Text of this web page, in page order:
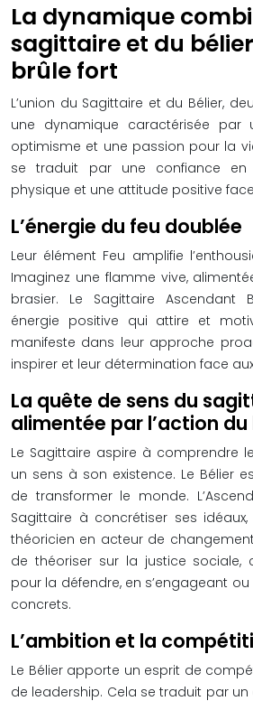
La dynamique
sagittaire et du
brûle fort
L’union du Sagittaire et du Bélier,
une dynamique caractérisée par
optimisme et une passion pour la
se traduit par une confiance en
physique et une attitude positive
L’énergie du feu doublée
Leur élément Feu amplifie
Imaginez une flamme vive,
brasier. Le Sagittaire Ascendant
énergie positive qui attire et
manifeste dans leur approche
inspirer et leur détermination face
La quête de sens du
alimentée par l’action du
Le Sagittaire aspire à comprendre
un sens à son existence. Le Bélier
de transformer le monde.
Sagittaire à concrétiser ses
théoricien en acteur de
de théoriser sur la justice sociale,
pour la défendre, en s’engageant
concrets.
L’ambition et la
Le Bélier apporte un esprit de
de leadership. Cela se traduit par